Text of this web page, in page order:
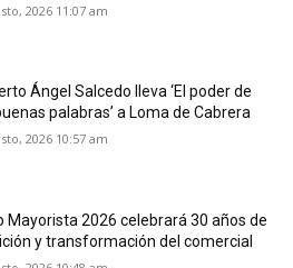
2026 11:07 am
Ángel Salcedo lleva ‘El poder de
palabras’ a Loma de Cabrera
2026 10:57 am
Mayorista 2026 celebrará 30 años de
y transformación del comercial